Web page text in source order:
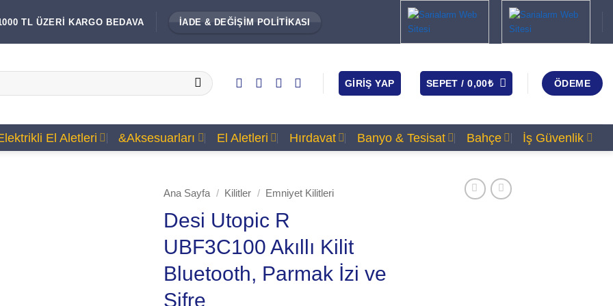
TL ÜZERİ KARGO BEDAVA İADE & DEĞİŞİM POLİTİKASI
GIRIŞ YAP SEPET /0,00₺ ÖDEME
El Aletleri &Aksesuarları El Aletleri Hırdavat Banyo & Tesisat Bahçe İş Güvenlik
Ana Sayfa / Kilitler / Emniyet Kilitleri
Desi Utopic R
UBF3C100 Akıllı Kilit
Bluetooth, Parmak İzi ve
Şifre